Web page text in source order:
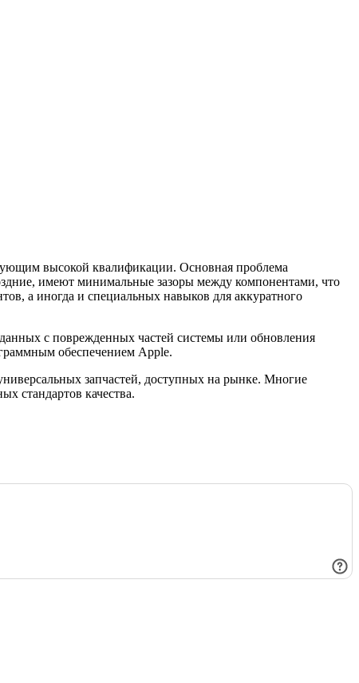
высокой квалификации. Основная проблема
имеют минимальные зазоры между компонентами, что
а иногда и специальных навыков для аккуратного
с поврежденных частей системы или обновления
обеспечением Apple.
запчастей, доступных на рынке. Многие
стандартов качества.